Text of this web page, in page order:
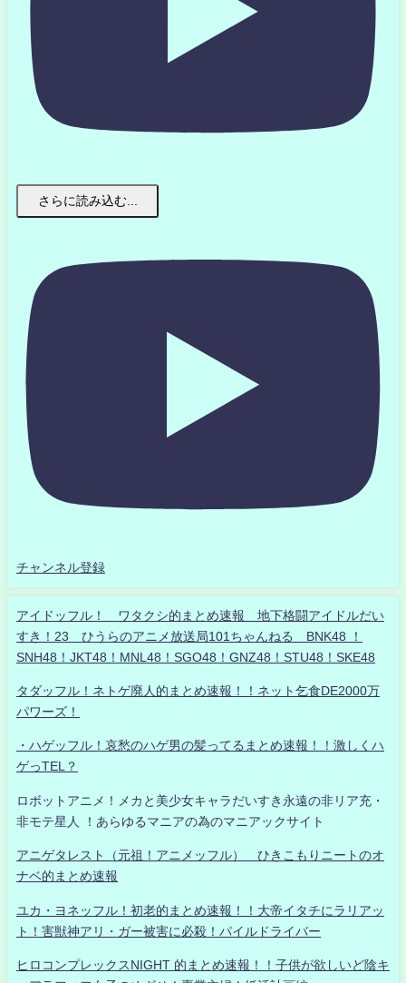
さらに読み込む...
チャンネル登録
アイドッフル！ ワタクシ的まとめ速報 地下格闘アイドルだい
すき！23 ひうらのアニメ放送局101ちゃんねる BNK48 ！
SNH48！JKT48！MNL48！SGO48！GNZ48！STU48！SKE48
タダッフル！ネトゲ廃人的まとめ速報！！ネット乞食DE2000万
パワーズ！
・ハゲッフル！哀愁のハゲ男の髪ってるまとめ速報！！激しくハ
ゲっTEL？
ロボットアニメ！メカと美少女キャラだいすき永遠の非リア充・
非モテ星人 ！あらゆるマニアの為のマニアックサイト
アニゲタレスト（元祖！アニメッフル） ひきこもりニートのオ
ナベ的まとめ速報
ユカ・ヨネッフル！初老的まとめ速報！！大帝イタチにラリアッ
ト！害獣神アリ・ガー被害に必殺！パイルドライバー
ヒロコンプレックスNIGHT 的まとめ速報！！子供が欲しいど陰キ